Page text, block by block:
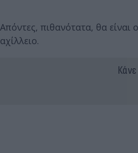
Απόντες, πιθανότατα, θα είναι
αχίλλειο.